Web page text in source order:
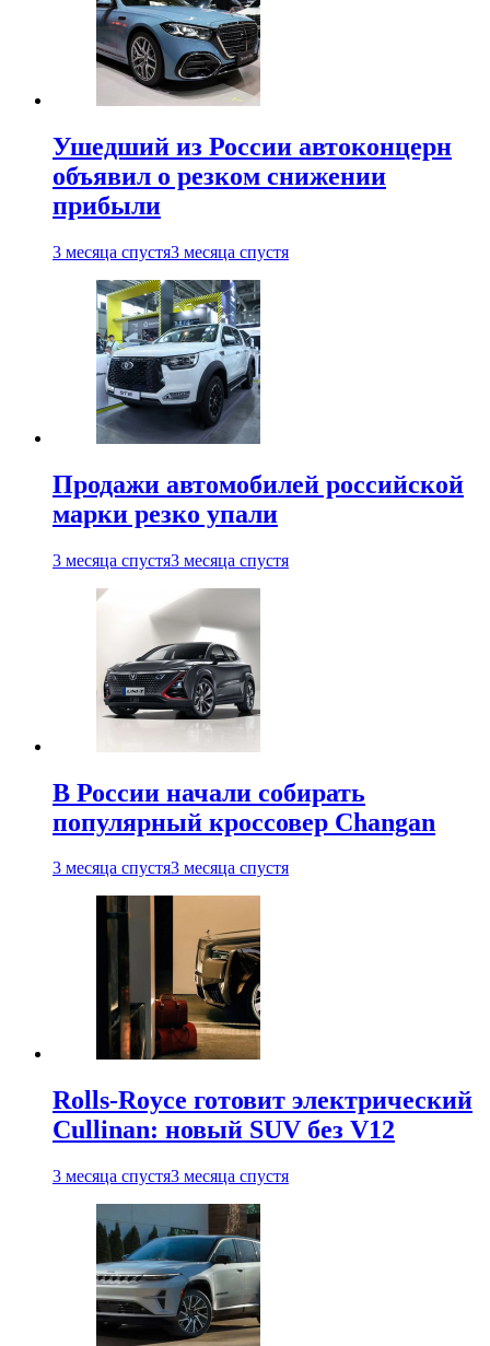
Ушедший из России автоконцерн
объявил о резком снижении
прибыли
3 месяца спустя3 месяца спустя
Продажи автомобилей российской
марки резко упали
3 месяца спустя3 месяца спустя
В России начали собирать
популярный кроссовер Changan
3 месяца спустя3 месяца спустя
Rolls-Royce готовит электрический
Cullinan: новый SUV без V12
3 месяца спустя3 месяца спустя